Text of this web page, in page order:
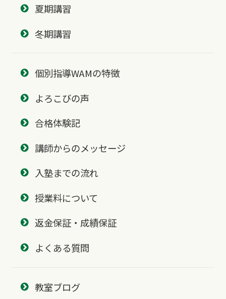
夏期講習
冬期講習
個別指導WAMの特徴
よろこびの声
合格体験記
講師からのメッセージ
入塾までの流れ
授業料について
返金保証・成績保証
よくある質問
教室ブログ